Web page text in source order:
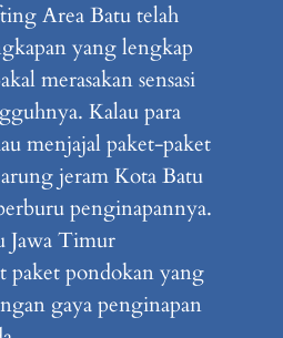
Area Batu telah
yang lengkap
merasakan sensasi
Kalau para
menjajal paket-paket
jeram Kota Batu
penginapannya.
Jawa Timur
paket pondokan yang
gaya penginapan